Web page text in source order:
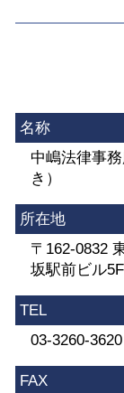
名称
中嶋法律事
き）
所在地
〒162-0832
坂駅前ビル5F
TEL
03-3260-3620
FAX